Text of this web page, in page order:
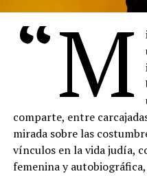
Vuelven Los Clásicos es
música en el que los
encarnan a grandes
Mozart, Beethoven, Bach
mundo actual y se
algo de resignación, a los
dominan hoy las listas de
El reguetón, el trap o el
“M
comparte, entre
mirada sobre las
vínculos en la vida judía,
femenina y